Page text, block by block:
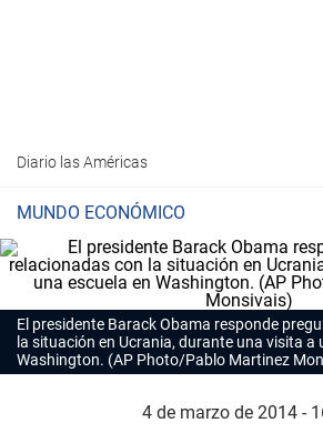
Diario las Américas
MUNDO ECONÓMICO
El presidente Barack Obama responde
la situación en Ucrania, durante una visita a
Washington. (AP Photo/Pablo Martinez
4 de marzo de 2014 -